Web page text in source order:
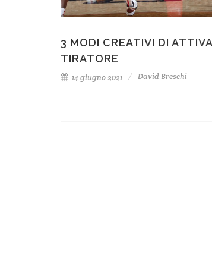
3 MODI CREATIVI DI
TIRATORE
14 giugno 2021 David Breschi